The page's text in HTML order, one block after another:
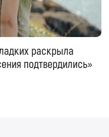
раскрыла
подтвердились»